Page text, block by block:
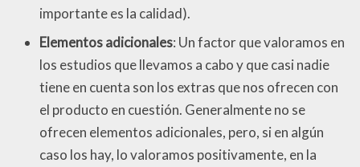
importante es la calidad).
Elementos adicionales: Un factor que valoramos en
los estudios que llevamos a cabo y que casi nadie
tiene en cuenta son los extras que nos ofrecen con
el producto en cuestión. Generalmente no se
ofrecen elementos adicionales, pero, si en algún
caso los hay, lo valoramos positivamente, en la